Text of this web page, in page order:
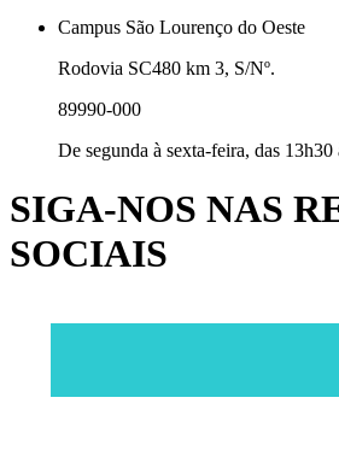
Campus São Lourenço do Oeste
Rodovia SC480 km 3, S/Nº.
89990-000
De segunda à sexta-feira, das 13h30
SIGA-NOS NAS
SOCIAIS